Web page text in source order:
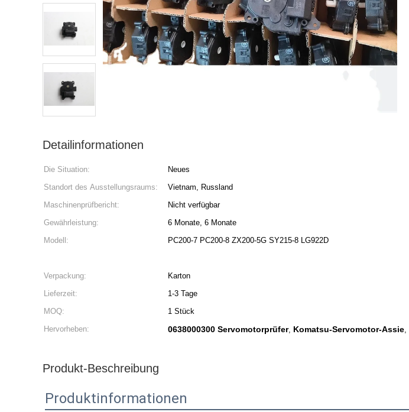
Detailinformationen
Die Situation: Neues
Standort des Ausstellungsraums:
Vietnam, Russland
Maschinenprüfbericht:
Nicht verfügbar
Gewährleistung:
6 Monate, 6 Monate
Modell:
PC200-7 PC200-8 ZX200-5G SY215-8 LG922D
Verpackung:
Karton
Lieferzeit:
1-3 Tage
MOQ:
1 Stück
Hervorheben:
0638000300 Servomotorprüfer, Komatsu-Servomotor-Assie,
Produkt-Beschreibung
Produktinformationen